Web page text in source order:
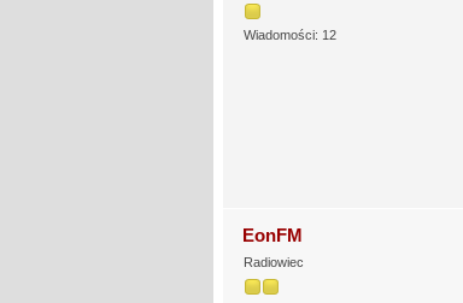
Wiadomości: 12
EonFM
Radiowiec